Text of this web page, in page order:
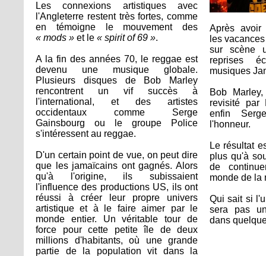
Les connexions artistiques avec
l'Angleterre restent très fortes, comme
en témoigne le mouvement des
« mods » et le « spirit of 69 ».
A la fin des années 70, le reggae est
devenu une musique globale.
Plusieurs disques de Bob Marley
rencontrent un vif succès à
l'international, et des artistes
occidentaux comme Serge
Gainsbourg ou le groupe Police
s'intéressent au reggae.
D'un certain point de vue, on peut dire
que les jamaïcains ont gagnés. Alors
qu'à l'origine, ils subissaient
l'influence des productions US, ils ont
réussi à créer leur propre univers
artistique et à le faire aimer par le
monde entier. Un véritable tour de
force pour cette petite île de deux
millions d'habitants, où une grande
partie de la population vit dans la
Après avoir
les
sur scène
reprises
musiques
Bob
revisité par
enfin
l'honneur.
Le résultat
plus qu'à
de
monde de la
Qui sait si
sera pas
dans